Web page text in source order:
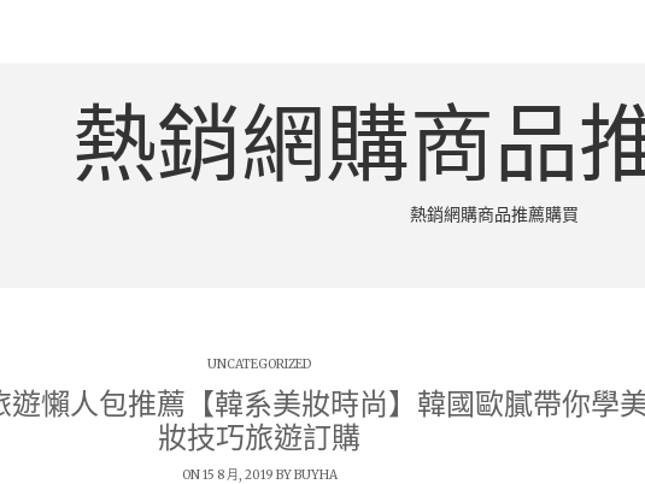
熱銷網購商品
熱銷網購商品推薦購買
UNCATEGORIZED
遊懶人包推薦【韓系美妝時尚】韓國歐膩帶你學
妝技巧旅遊訂購
ON 15 8 月, 2019 BYBUYHA